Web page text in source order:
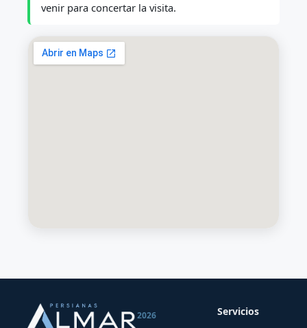
venir para concertar la visita.
2026 Servicios